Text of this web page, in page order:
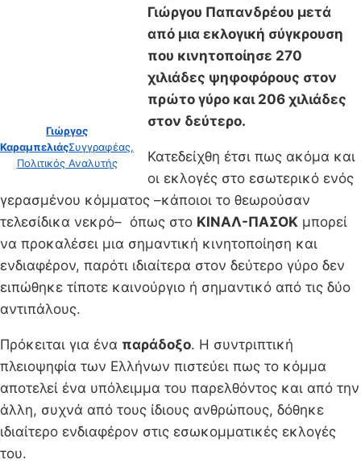
Γιώργος
ΚαραμπελιάςΣυγγραφέας,
Πολιτικός Αναλυτής
Γιώργου Παπανδρέου μετά
από μια εκλογική σύγκρουση
που κινητοποίησε 270
χιλιάδες ψηφοφόρους στον
πρώτο γύρο και 206 χιλιάδες
στον δεύτερο.
Κατεδείχθη έτσι πως ακόμα και
οι εκλογές στο εσωτερικό ενός
γερασμένου κόμματος –κάποιοι το θεωρούσαν
τελεσίδικα νεκρό– όπως στο ΚΙΝΑΛ-ΠΑΣΟΚ μπορεί
να προκαλέσει μια σημαντική κινητοποίηση και
ενδιαφέρον, παρότι ιδιαίτερα στον δεύτερο γύρο δεν
ειπώθηκε τίποτε καινούργιο ή σημαντικό από τις δύο
αντιπάλους.
Πρόκειται για ένα παράδοξο. Η συντριπτική
πλειοψηφία των Ελλήνων πιστεύει πως το κόμμα
αποτελεί ένα υπόλειμμα του παρελθόντος και από την
άλλη, συχνά από τους ίδιους ανθρώπους, δόθηκε
ιδιαίτερο ενδιαφέρον στις εσωκομματικές εκλογές
του.